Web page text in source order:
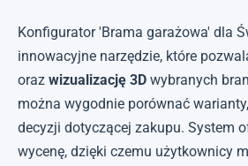
Konfigurator 'Brama garażowa' dla
innowacyjne narzędzie, które
oraz wizualizację 3D wybranych
można wygodnie porównać
decyzji dotyczącej zakupu. System
wycenę, dzięki czemu użytkownicy